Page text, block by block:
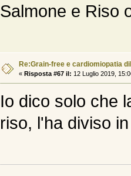
Salmone e Riso
Re:Grain-free e cardiomiopatia
« Risposta #67 il: 12 Luglio 2019,
Io dico solo che
riso, l'ha diviso